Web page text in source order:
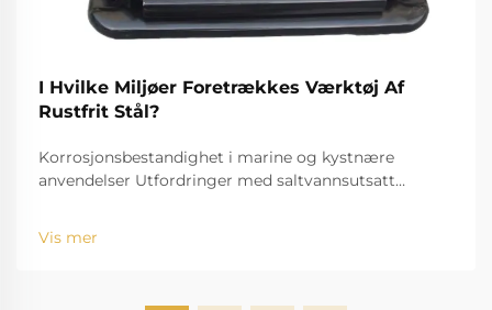
I Hvilke Miljøer Foretrækkes Værktøj Af
Rustfrit Stål?
Korrosjonsbestandighet i marine og kystnære
anvendelser Utfordringer med saltvannsutsatt
eksempel, er velkjent for å bide seg inn og rive ned
standardinstrumenter. Den høye saltholdigheten
Vis mer